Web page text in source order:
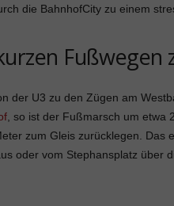
die BahnhofCity zu einem
Fußwegen
der U3 zu den Zügen am
, so ist der Fußmarsch um etwa
zum Gleis zurücklegen. Das
oder vom Stephansplatz über